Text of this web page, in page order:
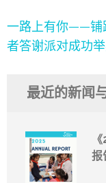
文
章
一路上有你——铺
者答谢派对成功举
最近的新闻
报